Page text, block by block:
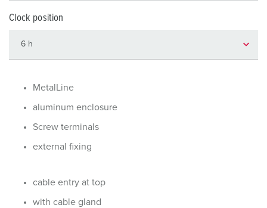
Clock position
MetalLine
aluminum enclosure
Screw terminals
external fixing
cable entry at top
with cable gland